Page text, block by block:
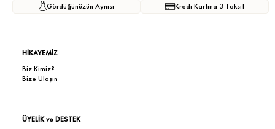
Gördüğünüzün Aynısı
Kredi Kartına 3 Taksit
HİKAYEMİZ
Biz Kimiz?
Bize Ulaşın
ÜYELİK ve DESTEK